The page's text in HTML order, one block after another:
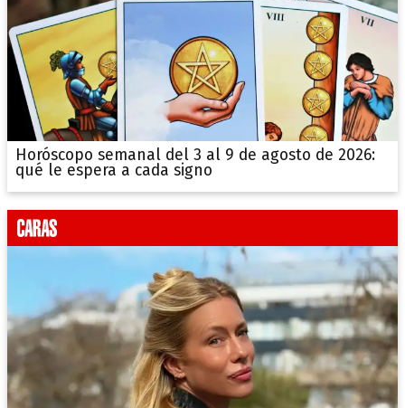
Horóscopo semanal del 3 al 9 de agosto de 2026:
qué le espera a cada signo